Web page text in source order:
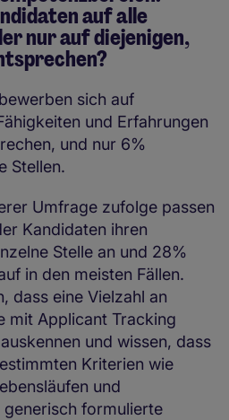
auf alle
nur auf diejenigen,
sich auf
und Erfahrungen
und nur 6%
Stellen.
Umfrage zufolge passen
Kandidaten ihren
Stelle an und 28%
in den meisten Fällen.
dass eine Vielzahl an
mit Applicant Tracking
und wissen, dass
Kriterien wie
und
formulierte